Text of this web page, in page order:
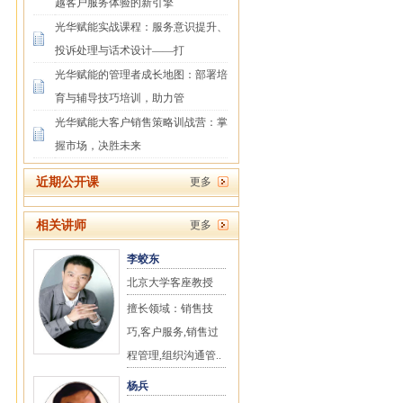
越客户服务体验的新引擎
光华赋能实战课程：服务意识提升、
投诉处理与话术设计——打
光华赋能的管理者成长地图：部署培
育与辅导技巧培训，助力管
光华赋能大客户销售策略训战营：掌
握市场，决胜未来
近期公开课 更多
相关讲师 更多
李蛟东
北京大学客座教授
擅长领域：销售技
巧,客户服务,销售过
程管理,组织沟通管..
杨兵